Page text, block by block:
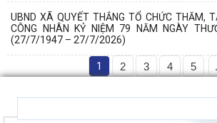
UBND XÃ QUYẾT THẮNG TỔ CHỨC THĂM,
CÔNG NHÂN KỶ NIỆM 79 NĂM NGÀY
(27/7/1947 – 27/7/2026)
1 2 3 4 5